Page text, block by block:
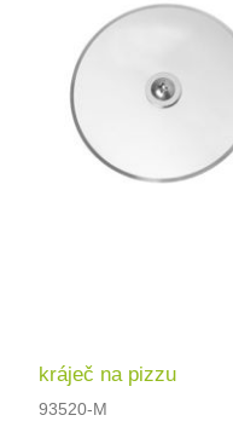
kráječ na pizzu
93520-M